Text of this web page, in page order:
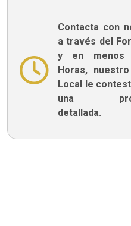
Contacta con
a través del
y en menos
Horas,
Local le
una
detallada.